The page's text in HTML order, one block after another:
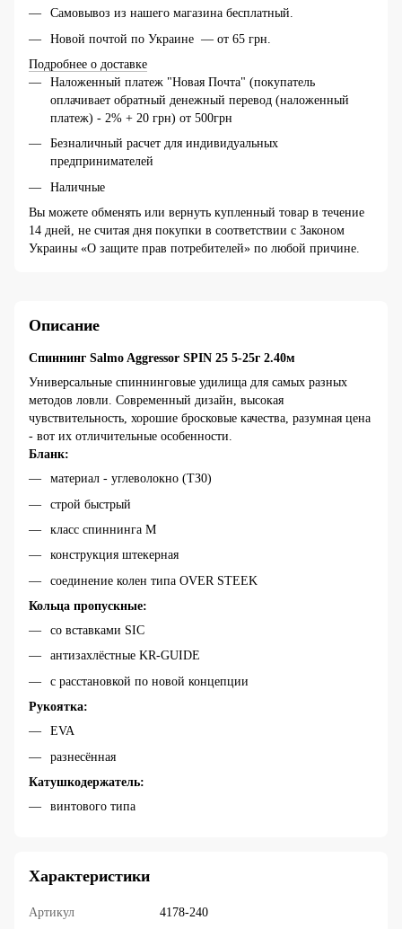
Самовывоз из нашего магазина бесплатный.
Новой почтой по Украине — от 65 грн.
Подробнее о доставке
Наложенный платеж "Новая Почта" (покупатель
оплачивает обратный денежный перевод (наложенный
платеж) - 2% + 20 грн) от 500грн
Безналичный расчет для индивидуальных
предпринимателей
Наличные
Вы можете обменять или вернуть купленный товар в течение
14 дней, не считая дня покупки в соответствии с Законом
Украины «О защите прав потребителей» по любой причине.
Описание
Спиннинг Salmo Aggressor SPIN 25 5-25г 2.40м
Универсальные спиннинговые удилища для самых разных
методов ловли. Современный дизайн, высокая
чувствительность, хорошие бросковые качества, разумная цена
- вот их отличительные особенности.
Бланк:
материал - углеволокно (TЗ0)
строй быстрый
класс спиннинга M
конструкция штекерная
соединение колен типа OVER STEEK
Кольца пропускные:
со вставками SIC
антизахлёстные KR-GUIDE
с расстановкой по новой концепции
Рукоятка:
EVA
разнесённая
Катушкодержатель:
винтового типа
Характеристики
Артикул
4178-240